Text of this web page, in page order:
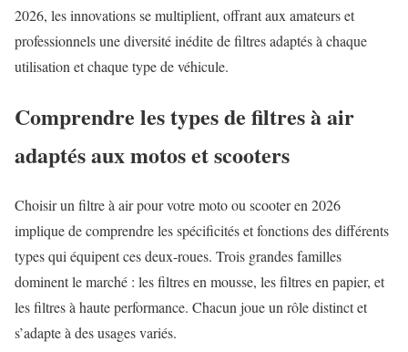
2026, les innovations se multiplient, offrant aux amateurs et
professionnels une diversité inédite de filtres adaptés à chaque
utilisation et chaque type de véhicule.
Comprendre les types de filtres à air
adaptés aux motos et scooters
Choisir un filtre à air pour votre moto ou scooter en 2026
implique de comprendre les spécificités et fonctions des différents
types qui équipent ces deux-roues. Trois grandes familles
dominent le marché : les filtres en mousse, les filtres en papier, et
les filtres à haute performance. Chacun joue un rôle distinct et
s’adapte à des usages variés.